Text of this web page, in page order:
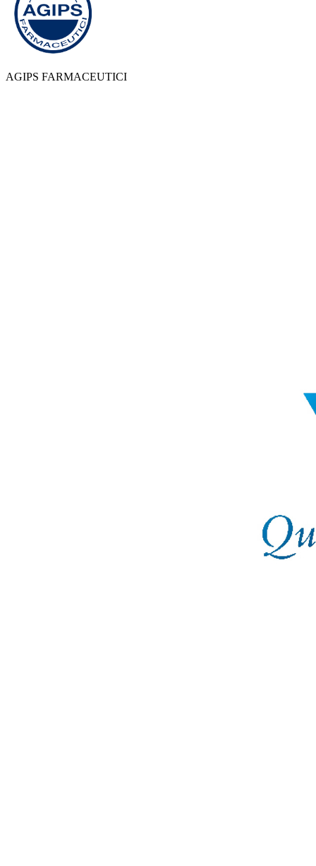
AGIPS FARMACEUTICI